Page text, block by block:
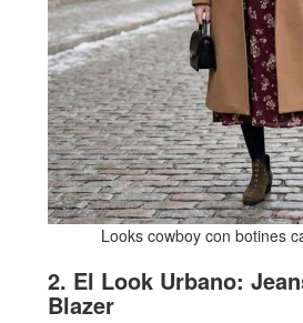
Looks cowboy con botines
2. El Look Urbano:
Blazer